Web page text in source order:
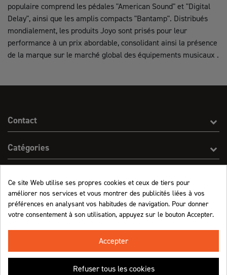
populaire comprend les pédales "American Sound" et "Digital
Delay", ainsi que les amplis compacts "Bantamp". Distribués
mondialement, les produits Joyo sont prisés pour leur
performance à un prix abordable, consolidant ainsi la présence
de la marque sur le marché global des équipements musicaux .
Contact
Catégories
Informations
Ce site Web utilise ses propres cookies et ceux de tiers pour
améliorer nos services et vous montrer des publicités liées à vos
préférences en analysant vos habitudes de navigation. Pour donner
votre consentement à son utilisation, appuyez sur le bouton Accepter.
Accepter
Refuser tous les cookies